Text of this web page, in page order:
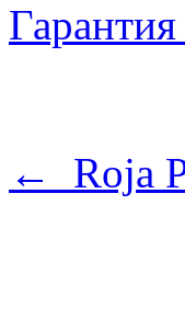
Гарантия
← Roja